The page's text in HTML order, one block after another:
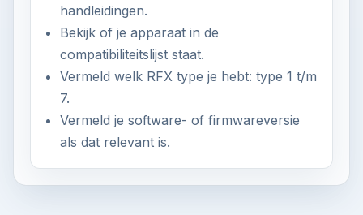
handleidingen.
Bekijk of je apparaat in de
compatibiliteitslijst staat.
Vermeld welk RFX type je hebt: type 1 t/m
7.
Vermeld je software- of firmwareversie
als dat relevant is.